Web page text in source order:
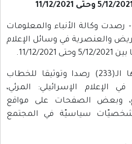
13-12-2021 وفا- رصدت وكالة الأنباء والمعلومات
والعنصرية في وسائل الإعلام
12/2021.
وتقدم "وفا" في تقريرها الـ(233) رصدا وتوثيقا للخطاب
الإعلام الإسرائيلي: المرئي،
وبعض الصفحات على مواقع
لشخصيّات سياسيّة في المجتمع